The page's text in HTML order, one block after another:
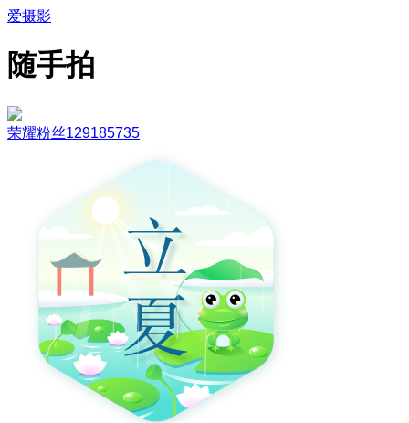
爱摄影
随手拍
荣耀粉丝129185735